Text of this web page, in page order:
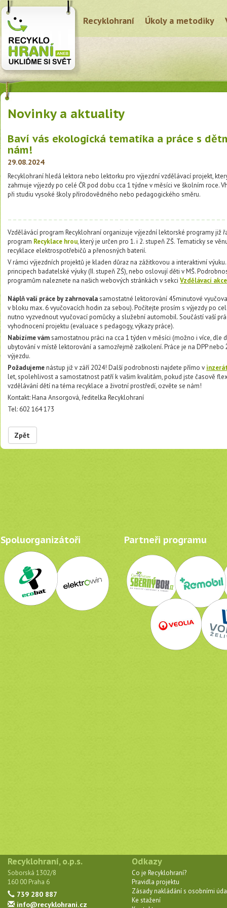
Recyklohraní Úkoly a metodiky
Novinky a aktuality
Baví vás ekologická tematika a práce s
nám!
29.08.2024
Recyklohraní hledá lektora nebo lektorku pro výjezdní vzdělávací projekt,
zahrnuje výjezdy po celé ČR pod dobu cca 1 týdne v měsíci ve školním roce.
při studiu vysoké školy přírodovědného nebo pedagogického směru.
Vzdělávácí program Recyklohraní organizuje výjezdní lektorské programy již
program Recyklace hrou, který je určen pro 1. i 2. stupeň ZŠ. Tematicky se
recyklace elektrospotřebičů a přenosných baterií.
V rámci výjezdních projektů je kladen důraz na zážitkovou a interaktivní
principech badatelské výuky (II. stupeň ZŠ), nebo oslovují děti v MŠ.
programům naleznete na našich webových stránkách v sekciVzdělávací akce
Náplň vaší práce by zahrnovalasamostatné lektorování 45minutové
v bloku max. 6 vyučovacích hodin za sebou). Počítejte prosím s výjezdy po
nutno vyzvednout vyučovací pomůcky a služební automobil. Součástí vaší
vyhodnocení projektu (evaluace s pedagogy, výkazy práce).
Nabízíme vámsamostatnou práci na cca 1 týden v měsíci (možno i více, dle
ubytování v místě lektorování a samozřejmě zaškolení. Práce je na DPP nebo
výjezdu.
Požadujemenástup již v září 2024! Další podrobnosti najdete přímo v
let, spolehlivost a samostatnost patří k vašim kvalitám, pokud jste časově
vzdělávání dětí na téma recyklace a životní prostředí, ozvěte se nám!
Kontakt: Hana Ansorgová, ředitelka Recyklohraní
Tel: 602 164 173
Zpět
Spoluorganizátoři Partneři programu
Recyklohraní, o.p.s.
Soborská 1302/8
160 00 Praha 6
739 280 887
info@recyklohrani.cz
Odkazy
Co je Recyklohraní?
Pravidla projektu
Zásady nakládání s osobními
Ke stažení